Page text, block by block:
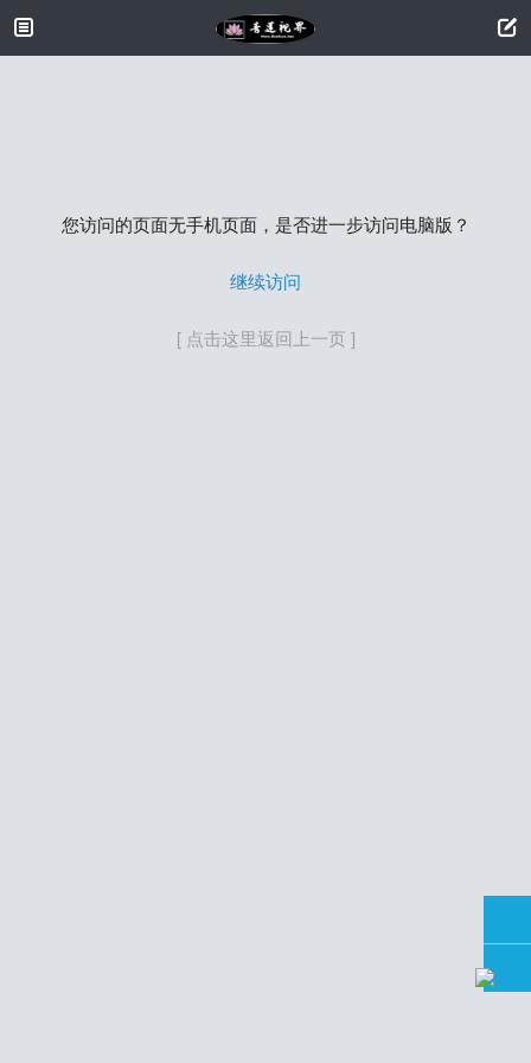
您访问的页面无手机页面，是否进一步访问电脑版？
继续访问
[ 点击这里返回上一页 ]